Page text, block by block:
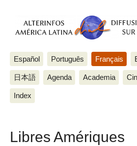
Español Português Français
日本語 Agenda Academia
Index
Libres Amériques